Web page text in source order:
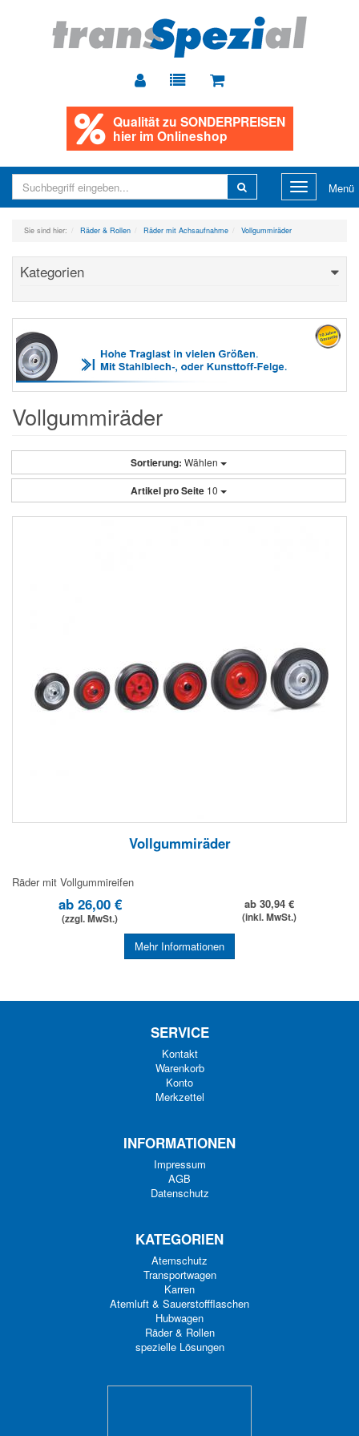
Qualität zu SONDERPREISEN
hier im Onlineshop
Toggle
navigation
Menü
Sie sind hier: Räder & Rollen Räder mit Achsaufnahme Vollgummiräder
Kategorien
Vollgummiräder
Sortierung: Wählen
Artikel pro Seite 10
Vollgummiräder
Räder mit Vollgummireifen
ab 26,00 €
(zzgl. MwSt.)
ab 30,94 €
(inkl. MwSt.)
Mehr Informationen
SERVICE
Kontakt
Warenkorb
Konto
Merkzettel
INFORMATIONEN
Impressum
AGB
Datenschutz
KATEGORIEN
Atemschutz
Transportwagen
Karren
Atemluft & Sauerstoffflaschen
Hubwagen
Räder & Rollen
spezielle Lösungen